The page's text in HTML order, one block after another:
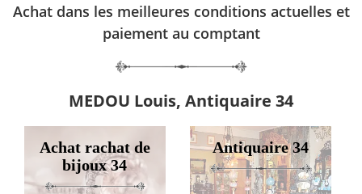
Achat dans les meilleures conditions actuelles et
paiement au comptant
MEDOU Louis, Antiquaire 34
Achat rachat de
bijoux 34
Antiquaire 34